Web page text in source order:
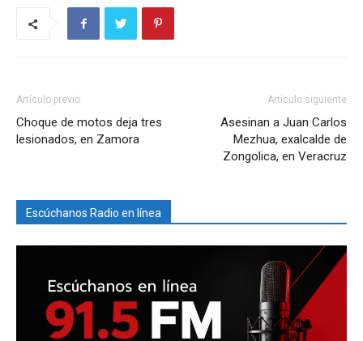
Artículo previo
Choque de motos deja tres
lesionados, en Zamora
Artículo siguiente
Asesinan a Juan Carlos
Mezhua, exalcalde de
Zongolica, en Veracruz
Escúchanos Radio en línea